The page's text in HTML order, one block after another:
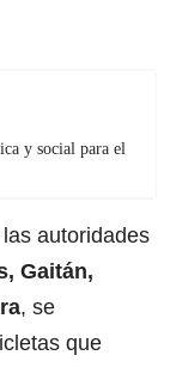
y social para el
autoridades
Gaitán,
, se
que